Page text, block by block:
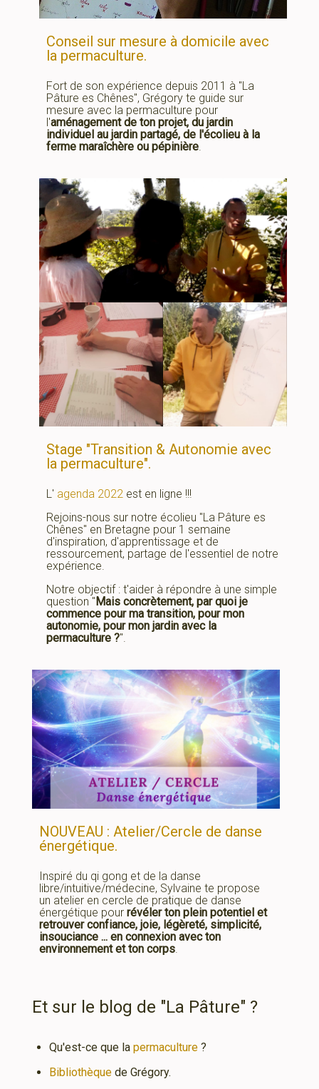
Conseil sur mesure à domicile avec
la permaculture.
Fort de son expérience depuis 2011 à "La
Pâture es Chênes", Grégory te guide sur
mesure avec la permaculture pour
l'aménagement de ton projet, du jardin
individuel au jardin partagé, de l'écolieu à la
ferme maraîchère ou pépinière.
Stage "Transition & Autonomie avec
la permaculture".
L' agenda 2022 est en ligne !!!
Rejoins-nous sur notre écolieu "La Pâture es
Chênes" en Bretagne pour 1 semaine
d'inspiration, d'apprentissage et de
ressourcement, partage de l'essentiel de notre
expérience.
Notre objectif : t'aider à répondre à une simple
question "Mais concrètement, par quoi je
commence pour ma transition, pour mon
autonomie, pour mon jardin avec la
permaculture ?".
NOUVEAU : Atelier/Cercle de danse
énergétique.
Inspiré du qi gong et de la danse
libre/intuitive/médecine, Sylvaine te propose
un atelier en cercle de pratique de danse
énergétique pour révéler ton plein potentiel et
retrouver confiance, joie, légèreté, simplicité,
insouciance ... en connexion avec ton
environnement et ton corps.
Et sur le blog de "La Pâture" ?
Qu'est-ce que la permaculture ?
Bibliothèque de Grégory.